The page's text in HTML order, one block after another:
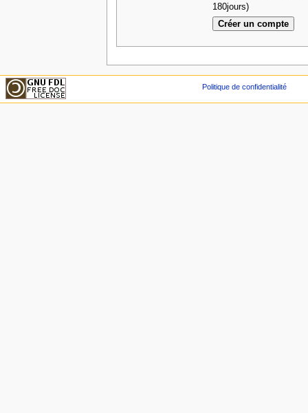
180jours)
Politique de confidentialité